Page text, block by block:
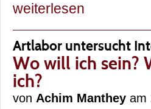
weiterlesen
Artlabor untersucht
Wo will ich sein?
ich?
von Achim Manthey am